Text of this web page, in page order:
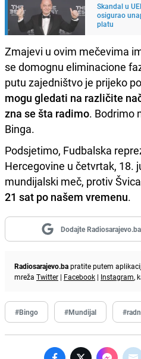
Skandal u
osigurao
platu
Zmajevi u ovim mečevima
se domognu eliminacione
putu zajedništvo je prijeko
mogu gledati na različite
zna se šta radimo. Bodrimo
Binga.
Podsjetimo, Fudbalska
Hercegovine u četvrtak, 18.
mundijalski meč, protiv
21 sat po našem vremenu.
Dodajte
Radiosarajevo.bapratite putem
mreža Twitter | Facebook | Instagram,
#Bingo #Mundijal